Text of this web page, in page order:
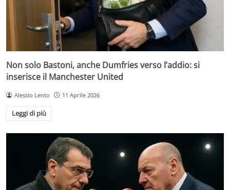
Non solo Bastoni, anche Dumfries verso l’addio: si
inserisce il Manchester United
Alessio Lento 11 Aprile 2026
Leggi di più